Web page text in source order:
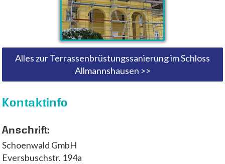
Alles zur Terrassenbrüstungssanierung im Schloss
Allmannshausen >>
Kontaktinfo
Anschrift:
Schoenwald GmbH
Eversbuschstr. 194a